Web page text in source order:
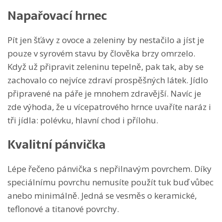
Napařovací hrnec
Pít jen šťávy z ovoce a zeleniny by nestačilo a jíst je
pouze v syrovém stavu by člověka brzy omrzelo.
Když už připravit zeleninu tepelně, pak tak, aby se
zachovalo co nejvíce zdraví prospěšných látek. Jídlo
připravené na páře je mnohem zdravější. Navíc je
zde výhoda, že u vícepatrového hrnce uvaříte naráz i
tři jídla: polévku, hlavní chod i přílohu.
Kvalitní pánvička
Lépe řečeno pánvička s nepřilnavým povrchem. Díky
speciálnímu povrchu nemusíte použít tuk buď vůbec
anebo minimálně. Jedná se vesměs o keramické,
teflonové a titanové povrchy.